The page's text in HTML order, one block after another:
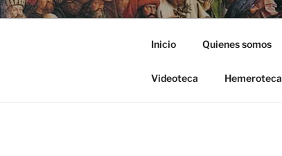
Inicio Quienes somos
Videoteca Hemeroteca